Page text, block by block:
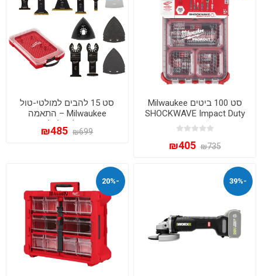
סט 100 ביטים Milwaukee
SHOCKWAVE Impact Duty
₪735
₪405
סט 15 להבים למולטי-טול
Milwaukee – התאמה
אוניברסלית לכל מותג
₪699
₪485
-39%
-20%